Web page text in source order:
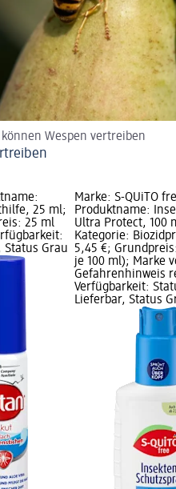
können Wespen vertreiben
25 ml;
25 ml
Status Grau
Marke: S-QUiTO
Produktname:
Ultra Protect, 100
Kategorie:
5,45 €;
je 100 ml); Marke
Gefahrenhinweis
Verfügbarkeit:
Lieferbar, Status